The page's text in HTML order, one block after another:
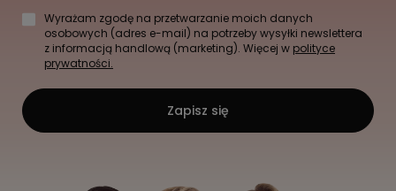
Wyrażam zgodę na przetwarzanie moich danych
osobowych (adres e-mail) na potrzeby wysyłki newslettera
z informacją handlową (marketing). Więcej w polityce
prywatności.
Zapisz się